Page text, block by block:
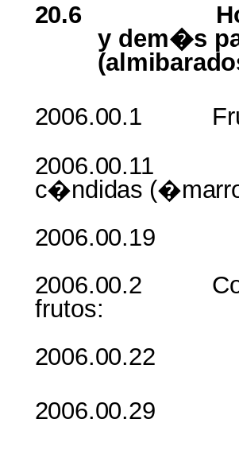
20.6
y dem�s
(
2006.00.1
2006.00.11
c�ndidas
2006.00.19
2006.00.2
frutos:
2006.00.29